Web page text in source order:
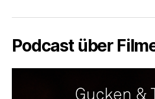
Podcast über